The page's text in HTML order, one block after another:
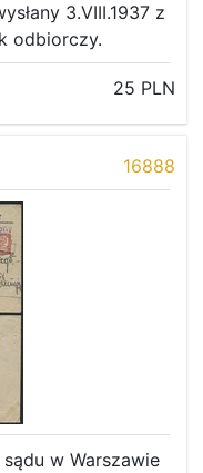
3.VIII.1937 z
odbiorczy.
25 PLN
16888
w Warszawie